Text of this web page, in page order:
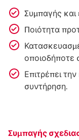
Συμπαγής
Ποιότητα
οποιοδήποτε
Επιτρέπει
συντήρηση.
Συμπαγής